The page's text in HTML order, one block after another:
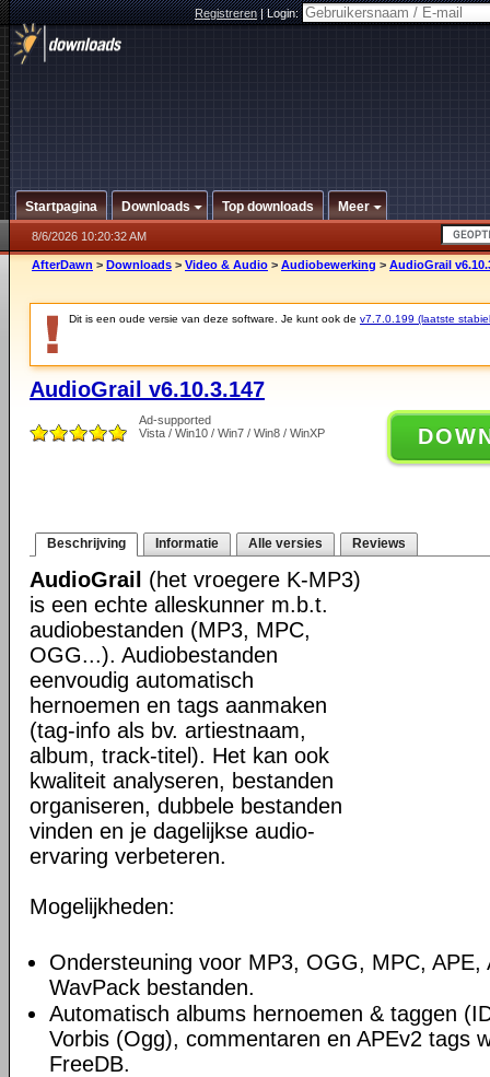
Registreren|Login:
Startpagina Downloads Top downloads Meer
8/6/2026 10:20:32 AM
AfterDawn > Downloads > Video & Audio > Audiobewerking > AudioGrail
Dit is een oude versie van deze software. Je kunt ook de v7.7.0.199 (laatste
AudioGrail v6.10.3.147
Ad-supported
Vista / Win10 / Win7 / Win8 / WinXP
Beschrijving Informatie Alle versies Reviews
AudioGrail
(het vroegere K-MP3)
is een echte alleskunner m.b.t.
audiobestanden (MP3, MPC,
OGG...). Audiobestanden
eenvoudig automatisch
hernoemen en tags aanmaken
(tag-info als bv. artiestnaam,
album, track-titel). Het kan ook
kwaliteit analyseren, bestanden
organiseren, dubbele bestanden
vinden en je dagelijkse audio-
ervaring verbeteren.
Mogelijkheden:
Ondersteuning voor MP3, OGG, MPC, APE,
WavPack bestanden.
Automatisch albums hernoemen & taggen
Vorbis (Ogg), commentaren en APEv2 tags
FreeDB.